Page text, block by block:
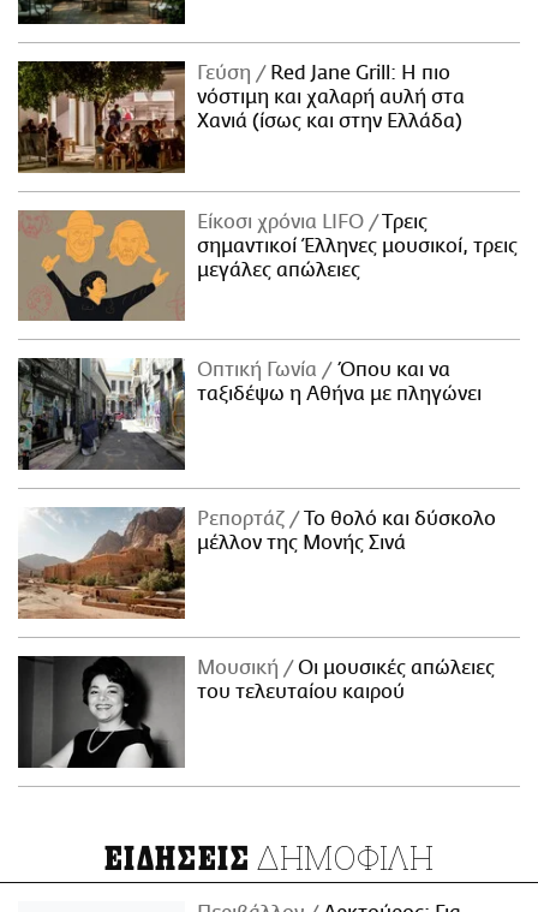
Γεύση
Red Jane Grill: Η πιο
νόστιμη και χαλαρή αυλή στα
Χανιά (ίσως και στην Ελλάδα)
Είκοσι χρόνια LIFO
Tρεις
σημαντικοί Έλληνες μουσικοί, τρεις
μεγάλες απώλειες
Οπτική Γωνία
Όπου και να
ταξιδέψω η Αθήνα με πληγώνει
Ρεπορτάζ
Το θολό και δύσκολο
μέλλον της Μονής Σινά
Μουσική
Οι μουσικές απώλειες
του τελευταίου καιρού
ΕΙΔΗΣΕΙΣ ΔΗΜΟΦΙΛΗ